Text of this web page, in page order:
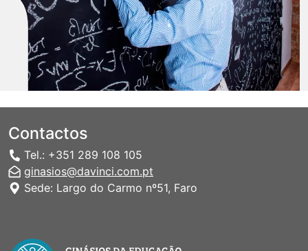
Contactos
Tel.: +351 289 108 105
ginasios@davinci.com.pt
Sede: Largo do Carmo nº51, Faro